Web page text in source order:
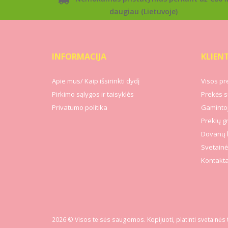
daugiau (Lietuvoje)
INFORMACIJA
Apie mus/ Kaip išsirinkti dydį
Pirkimo sąlygos ir taisyklės
Privatumo politika
Visos
Prekės
Prekių
Dovanų
2026 © Visos teisės saugomos. Kopijuoti, platinti